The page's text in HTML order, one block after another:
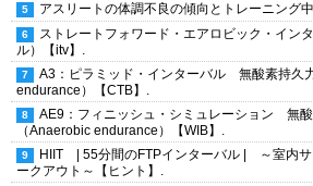
アスリートの体調不良の傾向とトレーニング
ストレートフォワード・エアロビック・イン
ル）【itv】.
A3：ピラミッド・インターバル 無酸素持久
endurance）【CTB】.
AE9：フィニッシュ・シミュレーション 無
（Anaerobic endurance）【WIB】.
HIIT | 55分間のFTPインターバル | ～室内サ
ークアウト～【ヒント】.